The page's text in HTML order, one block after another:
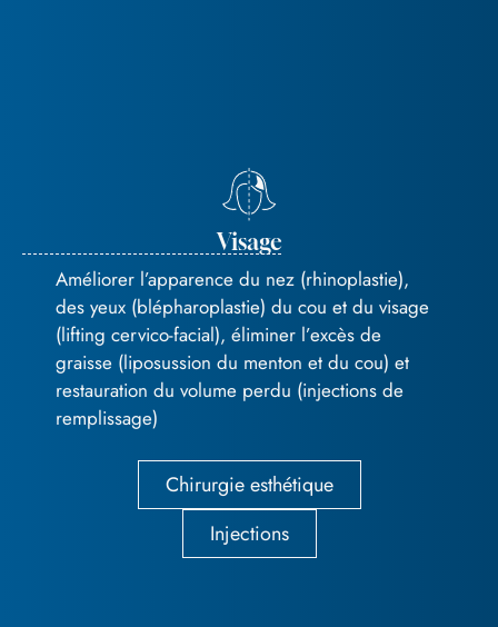
Visage
Améliorer l’apparence du nez (rhinoplastie),
des yeux (blépharoplastie) du cou et du visage
(lifting cervico-facial), éliminer l’excès de
graisse (liposussion du menton et du cou) et
restauration du volume perdu (injections de
remplissage)
Chirurgie esthétique
Injections